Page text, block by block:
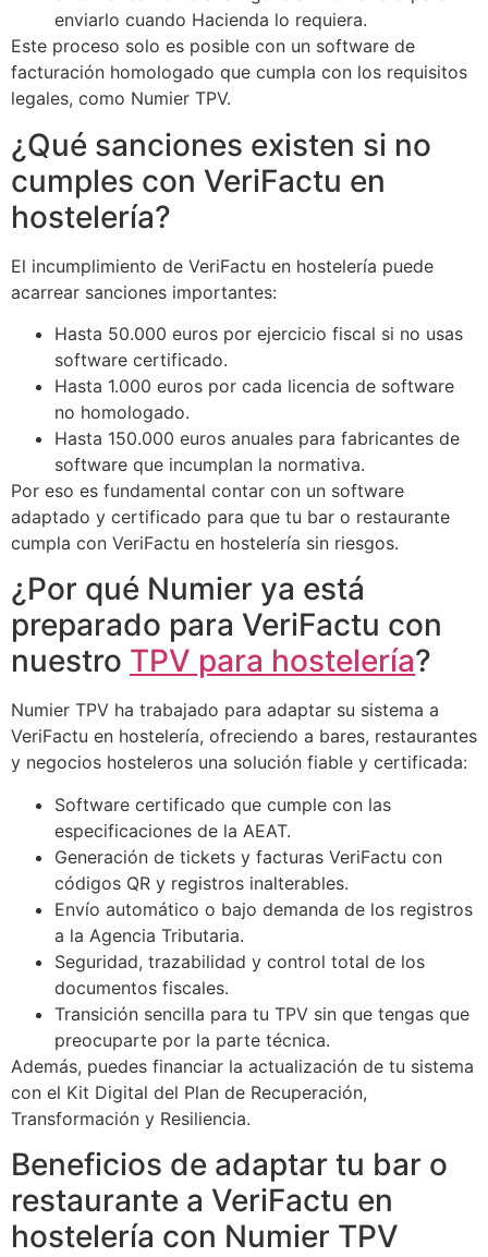
enviarlo cuando Hacienda lo requiera.
Este proceso solo es posible con un software de
facturación homologado que cumpla con los requisitos
legales, como Numier TPV.
¿Qué sanciones existen si no
cumples con VeriFactu en
hostelería?
El incumplimiento de VeriFactu en hostelería puede
acarrear sanciones importantes:
Hasta 50.000 euros por ejercicio fiscal si no usas
software certificado.
Hasta 1.000 euros por cada licencia de software
no homologado.
Hasta 150.000 euros anuales para fabricantes de
software que incumplan la normativa.
Por eso es fundamental contar con un software
adaptado y certificado para que tu bar o restaurante
cumpla con VeriFactu en hostelería sin riesgos.
¿Por qué Numier ya está
preparado para VeriFactu con
nuestro TPV para hostelería?
Numier TPV ha trabajado para adaptar su sistema a
VeriFactu en hostelería, ofreciendo a bares, restaurantes
y negocios hosteleros una solución fiable y certificada:
Software certificado que cumple con las
especificaciones de la AEAT.
Generación de tickets y facturas VeriFactu con
códigos QR y registros inalterables.
Envío automático o bajo demanda de los registros
a la Agencia Tributaria.
Seguridad, trazabilidad y control total de los
documentos fiscales.
Transición sencilla para tu TPV sin que tengas que
preocuparte por la parte técnica.
Además, puedes financiar la actualización de tu sistema
con el Kit Digital del Plan de Recuperación,
Transformación y Resiliencia.
Beneficios de adaptar tu bar o
restaurante a VeriFactu en
hostelería con Numier TPV